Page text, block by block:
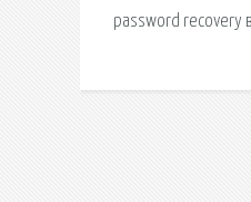
password recovery